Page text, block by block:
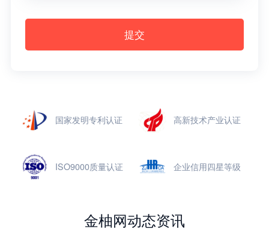
提交
国家发明专利认证 高新技术产业认证
ISO9000质量认证 企业信用四星等级
金柚网动态资讯